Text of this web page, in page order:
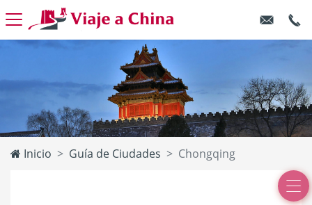
Inicio Guía de Ciudades Chongqing